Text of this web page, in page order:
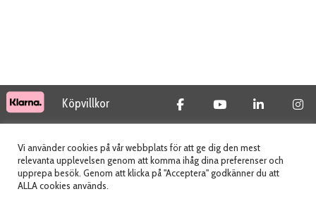
Köpvillkor
© 2026 Tidab AB - All Rights Reserved
Vi använder cookies på vår webbplats för att ge dig den mest
relevanta upplevelsen genom att komma ihåg dina preferenser och
upprepa besök. Genom att klicka på "Acceptera" godkänner du att
ALLA cookies används.